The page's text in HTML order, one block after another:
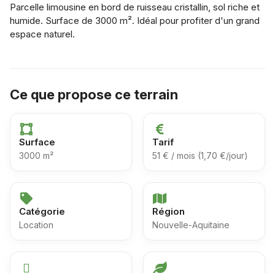
Parcelle limousine en bord de ruisseau cristallin, sol riche et
humide. Surface de 3000 m². Idéal pour profiter d'un grand
espace naturel.
Ce que propose ce terrain
Surface
3000 m²
Tarif
51 € / mois (1,70 €/jour)
Catégorie
Location
Région
Nouvelle-Aquitaine